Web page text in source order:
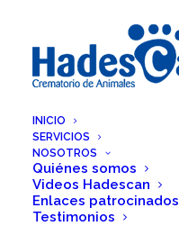
INICIO
SERVICIOS
NOSOTROS
Quiénes somos
Videos Hadescan
Enlaces patrocinados
Testimonios